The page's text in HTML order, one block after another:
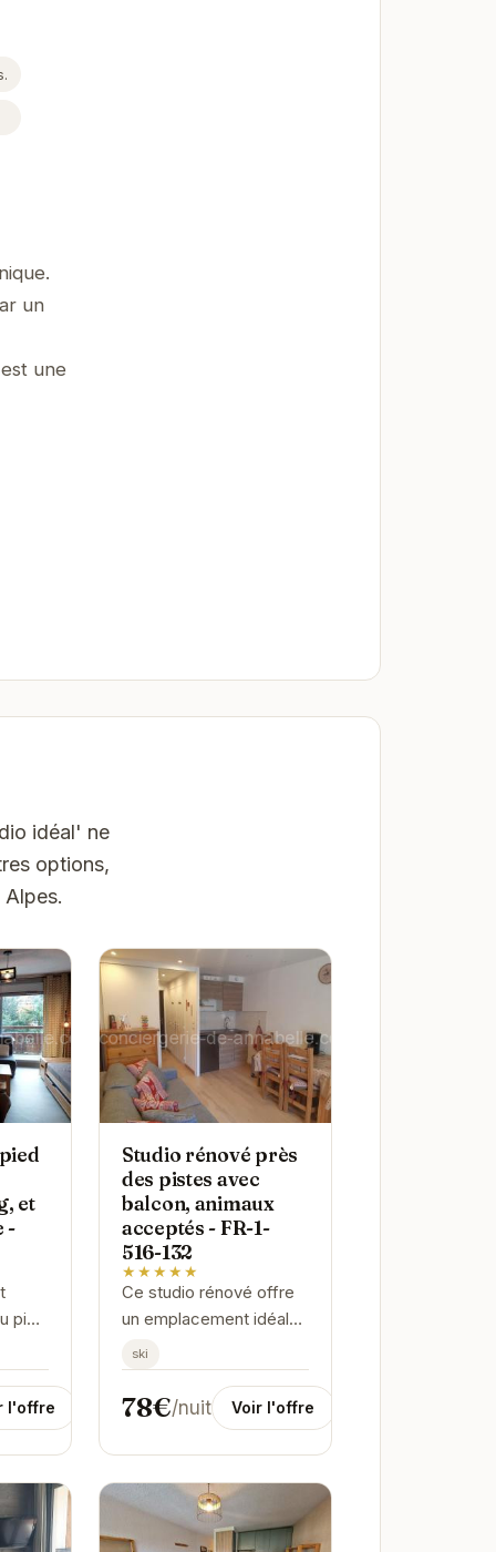
un
une
idéal' ne
options,
et
-
pied
le...
l'offre
Studio rénové près
des pistes avec
balcon, animaux
acceptés - FR-1-
516-132
★★★★★
Ce studio rénové offre
un emplacement idéal
pour les amoureux de la
montagne, à proximité
des pistes des Deux
Alpes. Avec son balcon,
vous...
ski
78€/nuit Voir l'offre